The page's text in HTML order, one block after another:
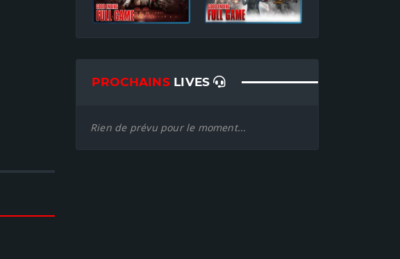
PROCHAINSLIVES
Rien de prévu pour le moment...